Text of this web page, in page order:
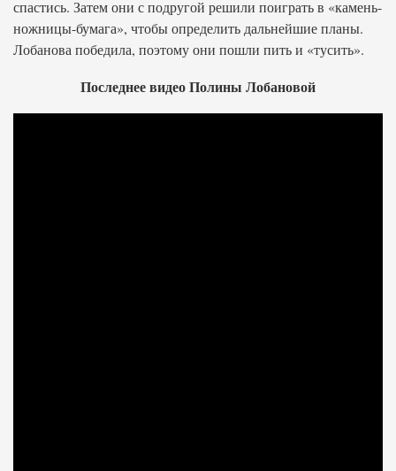
спастись. Затем они с подругой решили поиграть в «камень-
ножницы-бумага», чтобы определить дальнейшие планы.
Лобанова победила, поэтому они пошли пить и «тусить».
Последнее видео Полины Лобановой